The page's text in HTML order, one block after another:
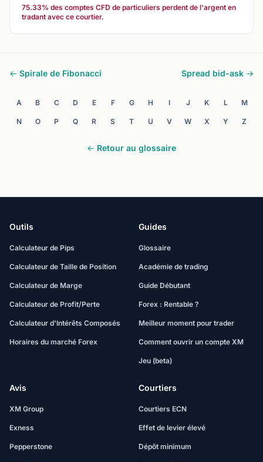
75.33% des comptes CFD de particuliers perdent de l'argent en
tradant avec ce courtier.
← Spirale de Fibonacci Spread bid-ask →
A B C D E F G H I J K L M
N O P Q R S T U V W X Y Z
← Retour au glossaire
Outils
Calculateur de Pips
Calculateur de Taille de Position
Calculateur de Marge
Calculateur de Profit/Perte
Calculateur d'Intérêts Composés
Horaires du marché Forex
Guides
Glossaire
Académie de trading
Guide Débutant
Forex : Rentable ?
Meilleur moment pour trader
Comment ouvrir un compte XM
Jeu (beta)
Avis
XM Group
Exness
Pepperstone
Courtiers
Courtiers ECN
Effet de levier élevé
Dépôt minimum